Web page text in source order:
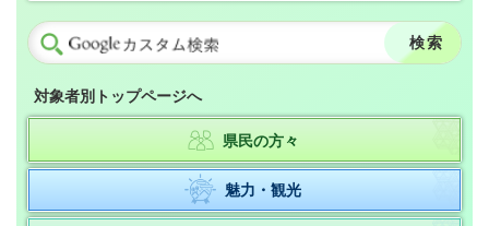
対象者別トップページへ
県民の方々
魅力・観光